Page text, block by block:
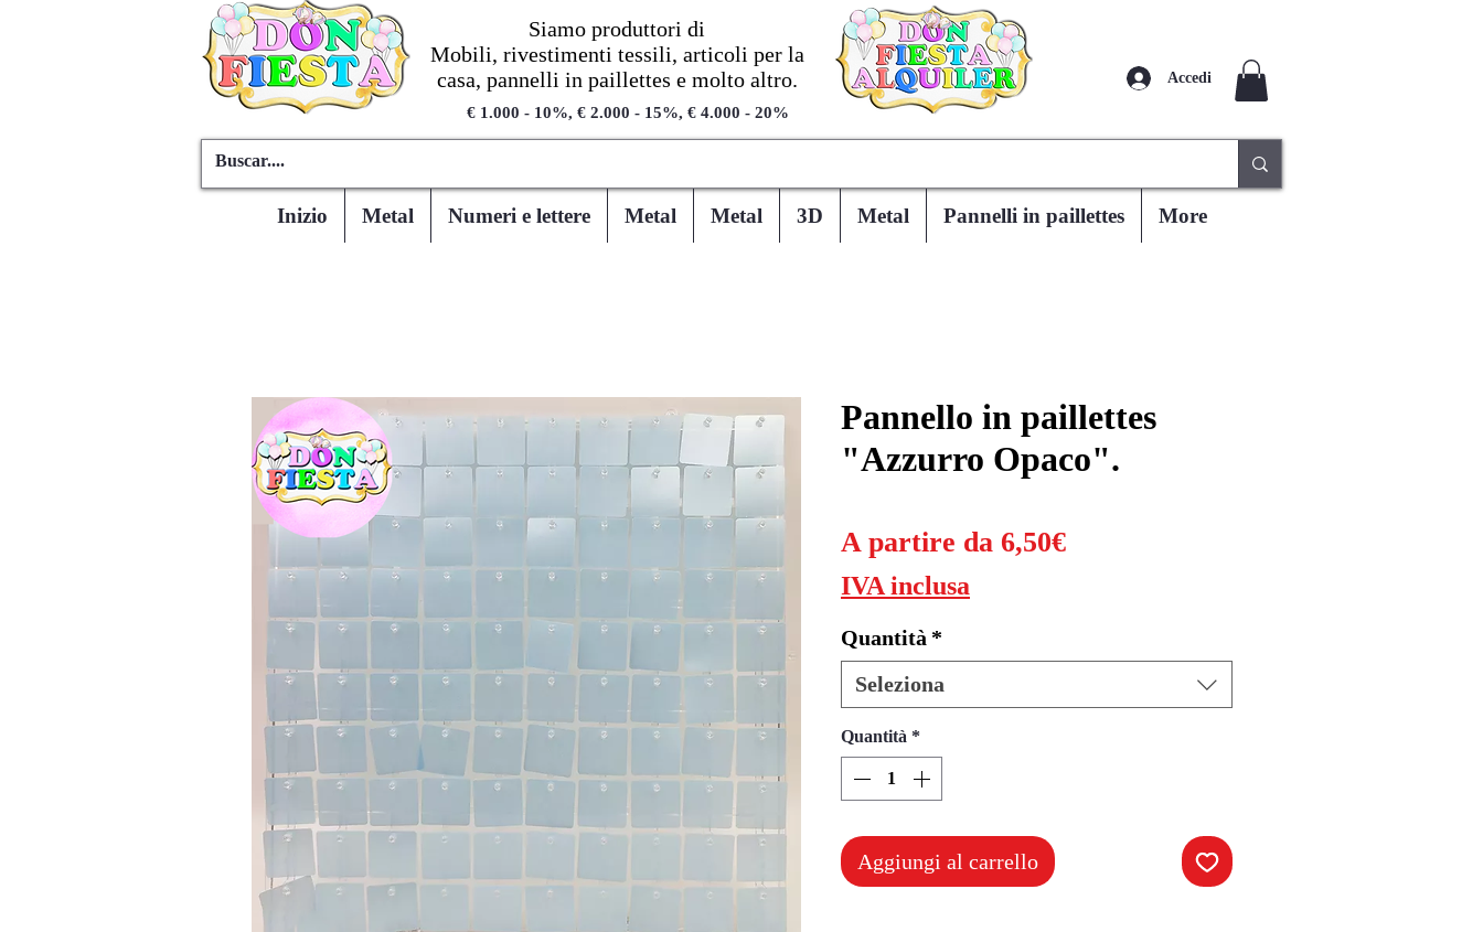
Siamo produttori di
Mobili, rivestimenti tessili, articoli per la
casa, pannelli in paillettes e molto altro.
€ 1.000 - 10%, € 2.000 - 15%, € 4.000 - 20%
Accedi
Inizio Metal Numeri e lettere Metal Metal 3D Metal Pannelli in paillettes More
Pannello in paillettes
"Azzurro Opaco".
A partire da 6,50€Prezzo
IVA inclusa
Quantità *
Seleziona
Quantità *
Aggiungi al carrello